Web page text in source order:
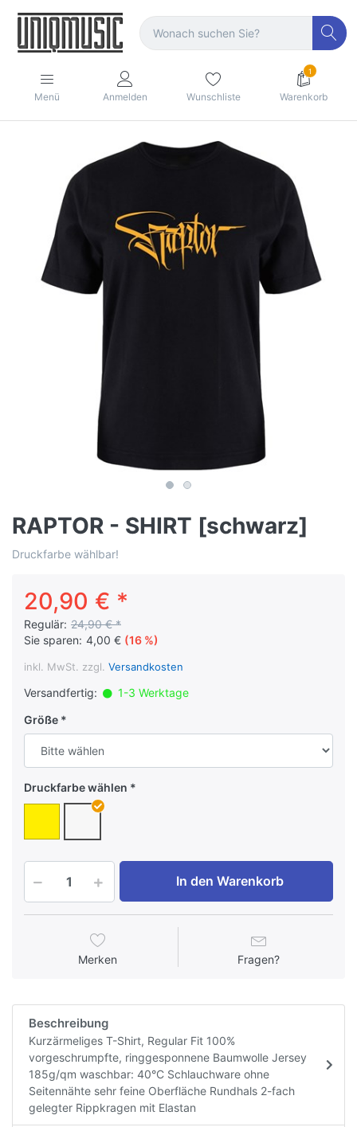
Menü Anmelden Wunschliste
1
Warenkorb
RAPTOR - SHIRT [schwarz]
Druckfarbe wählbar!
20,90 € *
Regulär: 24,90 € *
Sie sparen: 4,00 € (16 %)
inkl. MwSt. zzgl. Versandkosten
Versandfertig:
1-3 Werktage
Größe
Druckfarbe wählen
In den Warenkorb
Merken Fragen?
Beschreibung
Kurzärmeliges T-Shirt, Regular Fit 100%
vorgeschrumpfte, ringgesponnene Baumwolle Jersey
185g/qm waschbar: 40°C Schlauchware ohne
Seitennähte sehr feine Oberfläche Rundhals 2-fach
gelegter Rippkragen mit Elastan